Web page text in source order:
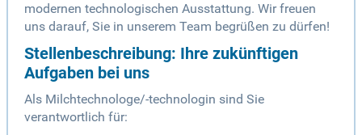
modernen technologischen Ausstattung. Wir freuen
uns darauf, Sie in unserem Team begrüßen zu dürfen!
Stellenbeschreibung: Ihre zukünftigen
Aufgaben bei uns
Als Milchtechnologe/-technologin sind Sie
verantwortlich für: